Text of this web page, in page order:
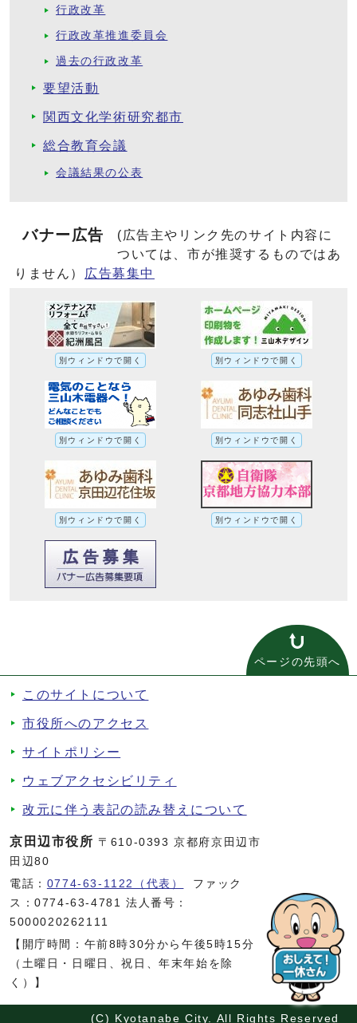
行政改革
行政改革推進委員会
過去の行政改革
要望活動
関西文化学術研究都市
総合教育会議
会議結果の公表
バナー広告
(広告主やリンク先のサイト内容に
ついては、市が推奨するものではあ
りません）
広告募集中
別ウィンドウで開く 別ウィンドウで開く
別ウィンドウで開く 別ウィンドウで開く
別ウィンドウで開く 別ウィンドウで開く
ページの先頭へ
このサイトについて
市役所へのアクセス
サイトポリシー
ウェブアクセシビリティ
改元に伴う表記の読み替えについて
京田辺市役所 〒610-0393 京都府京田辺市
田辺80
電話： 0774-63-1122（代表）
ファック
ス：0774-63-4781 法人番号：
5000020262111
【開庁時間：午前8時30分から午後5時15分
（土曜日・日曜日、祝日、年末年始を除
く）】
(C) Kyotanabe City. All Rights Reserved